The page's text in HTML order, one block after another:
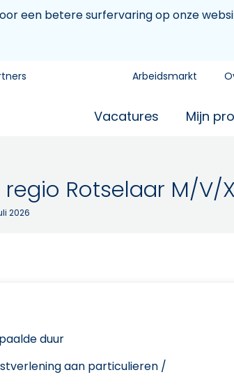
een betere surfervaring op onze
Arbeidsmarkt
Vacatures Mijn
Rotselaar M/V/X
2026
duur
aan particulieren /